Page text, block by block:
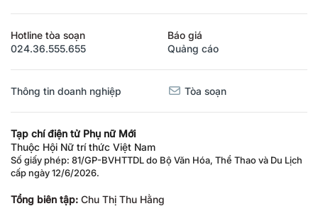
Hotline tòa soạn
024.36.555.655
Báo giá
Quảng cáo
Thông tin doanh nghiệp Tòa soạn
Tạp chí điện tử Phụ nữ Mới
Thuộc Hội Nữ trí thức Việt Nam
Số giấy phép: 81/GP-BVHTTDL do Bộ Văn Hóa, Thể Thao và Du Lịch
cấp ngày 12/6/2026.
Tổng biên tập: Chu Thị Thu Hằng